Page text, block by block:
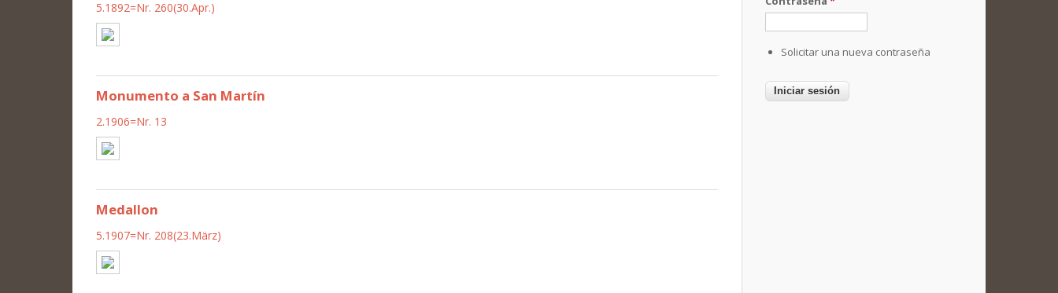
5.1892=Nr. 260(30.Apr.)
Monumento a San Martín
2.1906=Nr. 13
Medallon
5.1907=Nr. 208(23.März)
Solicitar una nueva contraseña